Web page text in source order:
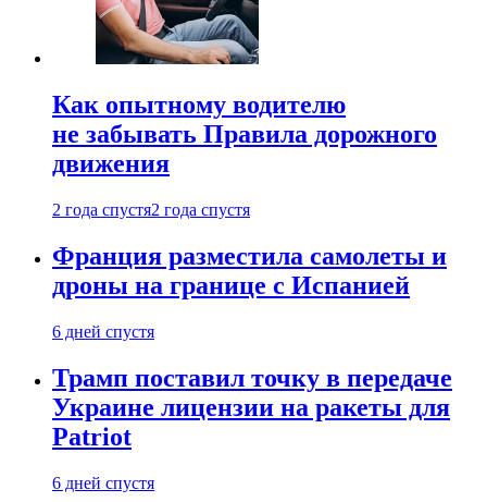
Как опытному водителю
не забывать Правила дорожного
движения
2 года спустя2 года спустя
Франция разместила самолеты и
дроны на границе с Испанией
6 дней спустя
Трамп поставил точку в передаче
Украине лицензии на ракеты для
Patriot
6 дней спустя